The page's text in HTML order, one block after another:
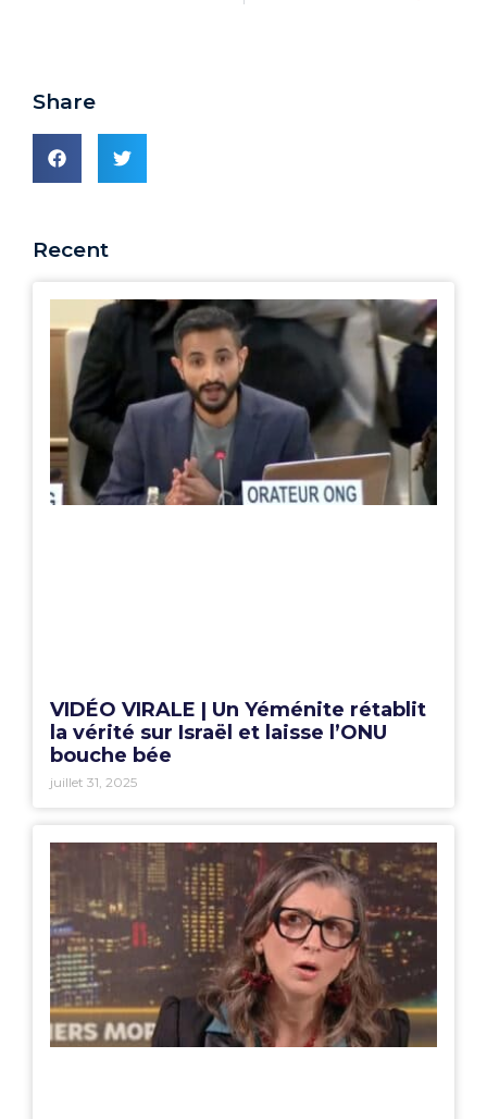
Share
Recent
VIDÉO VIRALE | Un Yéménite rétablit
la vérité sur Israël et laisse l’ONU
bouche bée
juillet 31, 2025